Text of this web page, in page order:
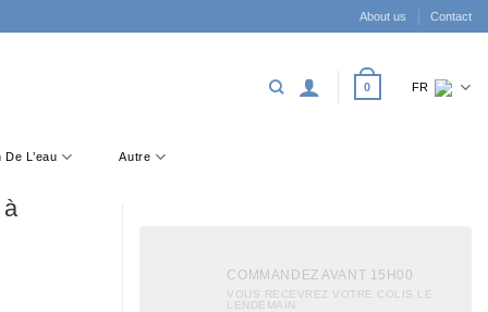
About us Contact
0 FR
L’eau Autre
COMMANDEZ AVANT 15H00
VOUS RECEVREZ VOTRE COLIS LE
LENDEMAIN